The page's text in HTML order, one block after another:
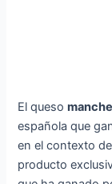
El queso
española que
en el contexto
producto